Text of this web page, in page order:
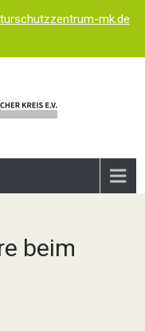
mk.de
beim